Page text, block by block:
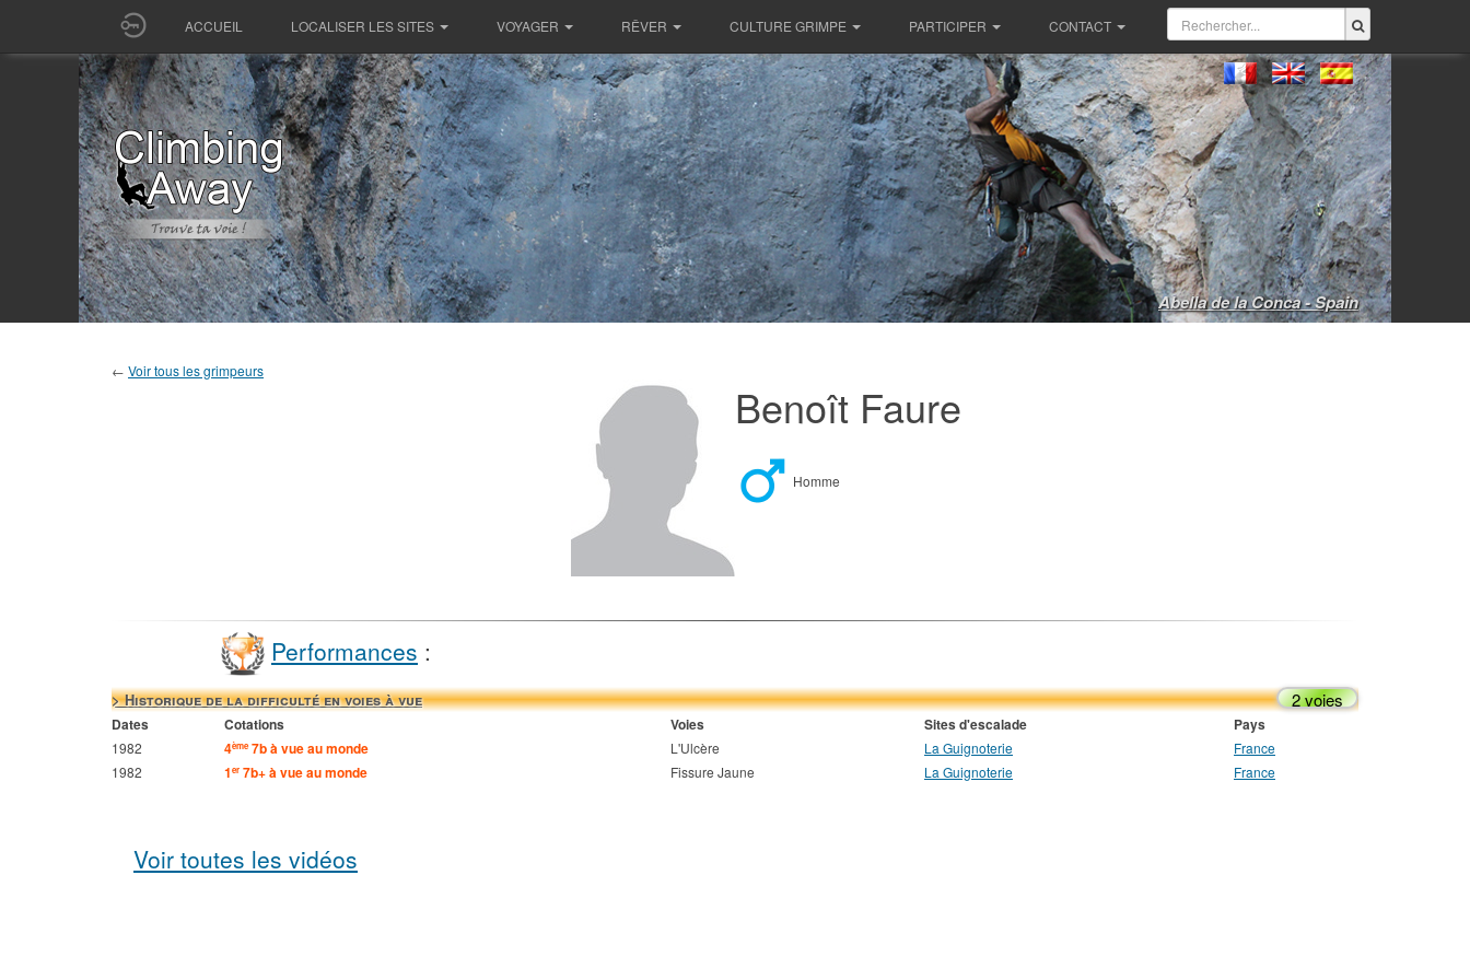
ACCUEIL LOCALISER LES SITES VOYAGER RÊVER CULTURE GRIMPE PARTICIPER CONTACT
Abella de la Conca - Spain
← Voir tous les grimpeurs
Benoît Faure
Homme
Performances :
> Historique de la difficulté en voies à vue 2 voies
Dates Cotations Voies Sites d'escalade Pays
1982 4ème7b à vue au monde L'Ulcère La Guignoterie
France
1982
1er 7b+ à vue au monde Fissure Jaune La Guignoterie France
Voir toutes les vidéos